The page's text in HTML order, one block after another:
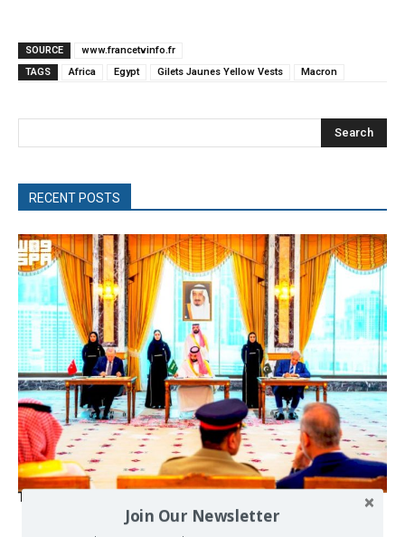
SOURCE
www.francetvinfo.fr
TAGS
Africa Egypt Gilets Jaunes Yellow Vests Macron
Search
RECENT POSTS
The Mecca pact
Join Our Newsletter